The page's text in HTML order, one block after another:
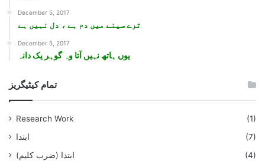
December 5, 2017
ترے سينے ميں دم ہے ، دل نہيں ہے
December 5, 2017
يوں ہاتھ نہيں آتا وہ گوہر يک دانہ
تمام کیٹیگریز
Research Work
(1)
ابتدا
(7)
ابتدا (ضرب کلیم)
(4)